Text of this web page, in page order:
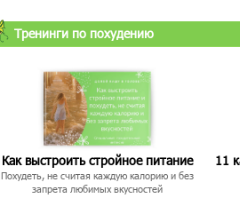
Тренинги по похудению
Как выстроить стройное питание
Похудеть, не считая каждую калорию и без
запрета любимых вкусностей
11